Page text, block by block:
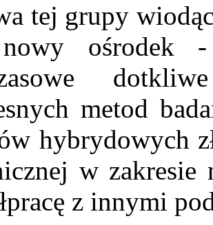
tej grupy
nowy ośrodek
metod
hybrydowych
w
z innymi